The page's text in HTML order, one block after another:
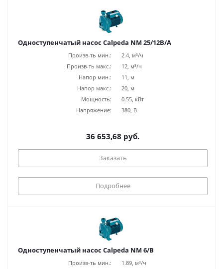
Одноступенчатый насос Calpeda NM 25/12B/A
Произв-ть мин.:
2.4, м³/ч
Произв-ть макс.:
12, м³/ч
Напор мин.:
11, м
Напор макс.:
20, м
Мощность:
0.55, кВт
Напряжение:
380, В
36 653,68 руб.
Заказать
Подробнее
Одноступенчатый насос Calpeda NM 6/B
Произв-ть мин.:
1.89, м³/ч